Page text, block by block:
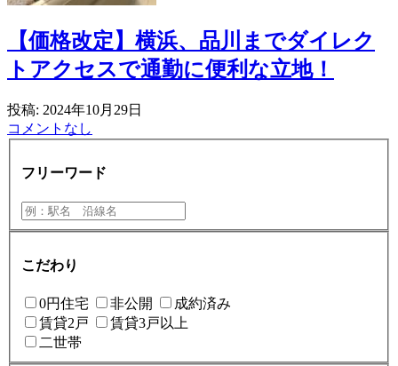
【価格改定】横浜、品川までダイレク
トアクセスで通勤に便利な立地！
投稿: 2024年10月29日
コメントなし
フリーワード
こだわり
0円住宅 非公開
成約済み
賃貸2戸
賃貸3戸以上
二世帯